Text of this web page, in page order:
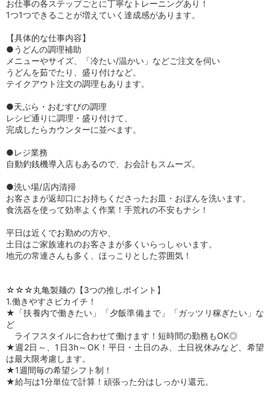
お仕事の各ステップごとに丁寧なトレーニングあり！
1つ1つできることが増えていく達成感があります。
【具体的な仕事内容】
●うどんの調理補助
メニューやサイズ、「冷たい/温かい」などご注文を伺い
うどんを茹でたり、盛り付けなど。
テイクアウト注文の調理もあります。
●天ぷら・おむすびの調理
レシピ通りに調理・盛り付けて、
完成したらカウンターに並べます。
●レジ業務
自動釣銭機導入店もあるので、お会計もスムーズ。
●洗い場/店内清掃
お客さまが返却口にお持ちくださったお皿・おぼんを洗います。
食洗器を使って効率よく作業！手荒れの不安もナシ！
平日は近くでお勤めの方や、
土日はご家族連れのお客さまが多くいらっしゃいます。
地元の常連さんも多く、ほっこりとした雰囲気！
☆☆☆丸亀製麺の【3つの推しポイント】
1.働きやすさピカイチ！
★「扶養内で働きたい」「夕飯準備まで」「ガッツリ稼ぎたい」な
ど
ライフスタイルに合わせて働けます！短時間の勤務もOK◎
★週2日～、1日3h～OK！平日・土日のみ、土日祝休みなど、希望
は最大限考慮します。
★1週間毎の希望シフト制！
★給与は1分単位で計算！頑張った分はしっかり還元。